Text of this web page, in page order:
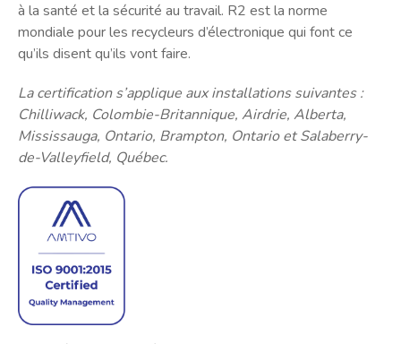
à la santé et la sécurité au travail. R2 est la norme
mondiale pour les recycleurs d’électronique qui font ce
qu’ils disent qu’ils vont faire.
La certification s’applique aux installations suivantes :
Chilliwack, Colombie-Britannique, Airdrie, Alberta,
Mississauga, Ontario, Brampton, Ontario et Salaberry-
de-Valleyfield, Québec.